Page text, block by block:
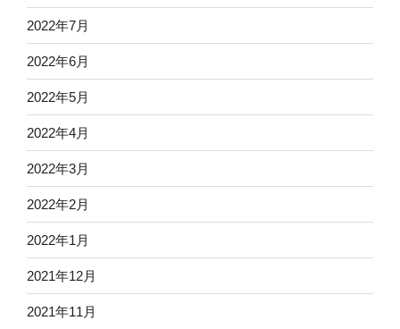
2022年7月
2022年6月
2022年5月
2022年4月
2022年3月
2022年2月
2022年1月
2021年12月
2021年11月